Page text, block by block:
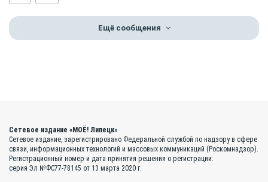
Ещё сообщения
Сетевое издание «МОЁ! Липецк»
Сетевое издание, зарегистрировано Федеральной службой по надзору в сфере
связи, информационных технологий и массовых коммуникаций (Роскомнадзор).
Регистрационный номер и дата принятия решения о регистрации:
серия Эл №ФС77-78145 от 13 марта 2020 г.